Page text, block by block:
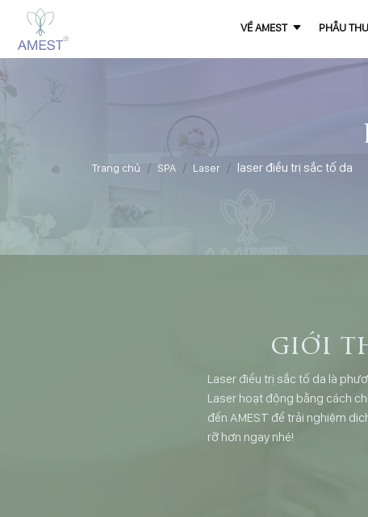
VỀ AMEST PHẪU
Trang chủ SPA Laser laser điều trị sắc tố da
giới
Laser điều trị sắc tố da là
Laser hoạt động bằng cách
đến AMEST để trải nghiệm
rỡ hơn ngay nhé!